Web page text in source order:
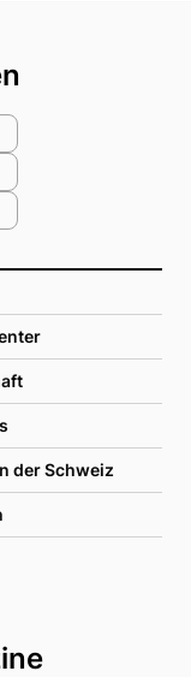
der Schweiz